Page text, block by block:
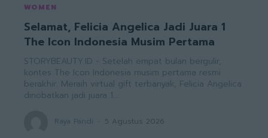
WOMEN
Selamat, Felicia Angelica Jadi Juara 1
The Icon Indonesia Musim Pertama
STORYBEAUTY.ID - Setelah empat bulan bergulir,
kontes The Icon Indonesia musim pertama resmi
berakhir. Meraih virtual gift terbanyak, Felicia Angelica
dinobatkan jadi juara 1...
Raya Pandi 5 Agustus 2026